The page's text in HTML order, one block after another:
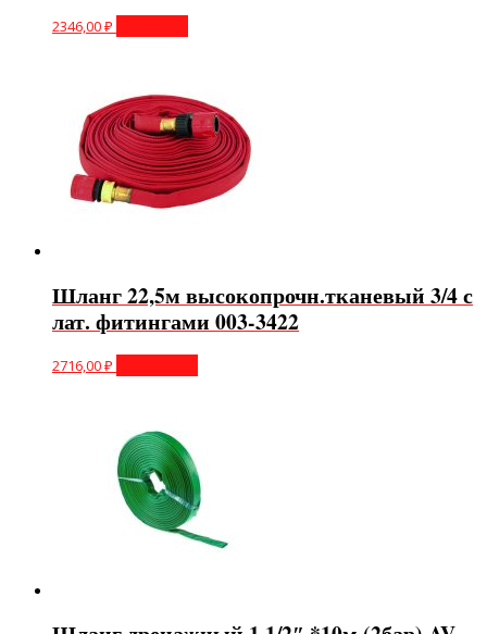
2346,00₽
Шланг 22,5м высокопрочн.тканевый 3/4 с
лат. фитингами 003-3422
2716,00₽